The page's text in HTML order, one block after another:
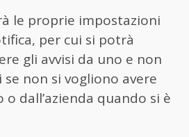
le proprie impostazioni
per cui si potrà
gli avvisi da uno e non
se non si vogliono avere
dall’azienda quando si è